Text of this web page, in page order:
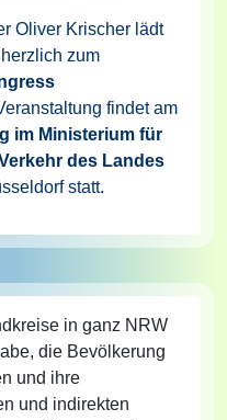
Oliver Krischer lädt
zum
findet am
im Ministerium für
des Landes
statt.
in ganz NRW
die Bevölkerung
und ihre
und indirekten